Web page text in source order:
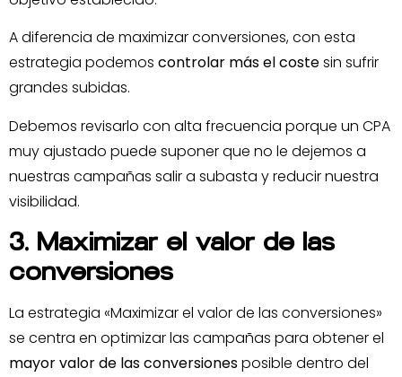
A diferencia de maximizar conversiones, con esta
estrategia podemos controlar más el costesin sufrir
grandes subidas.
Debemos revisarlo con alta frecuencia porque un CPA
muy ajustado puede suponer que no le dejemos a
nuestras campañas salir a subasta y reducir nuestra
visibilidad.
3. Maximizar el valor de las
conversiones
La estrategia «Maximizar el valor de las conversiones»
se centra en optimizar las campañas para obtener el
mayor valor de las conversionesposible dentro del